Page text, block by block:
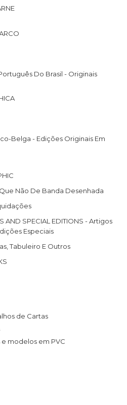
Do Brasil - Originais
Belga - Edições Originais Em
Não De Banda Desenhada
AND SPECIAL EDITIONS - Artigos
Especiais
Tabuleiro E Outros
de Cartas
e modelos em PVC